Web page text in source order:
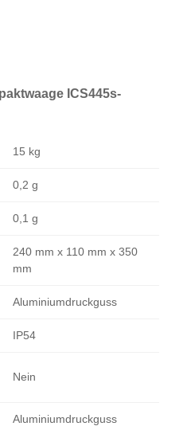
ICS445s-
15 kg
0,2 g
0,1 g
240 mm x 110 mm x 350
mm
Aluminiumdruckguss
IP54
Nein
Aluminiumdruckguss